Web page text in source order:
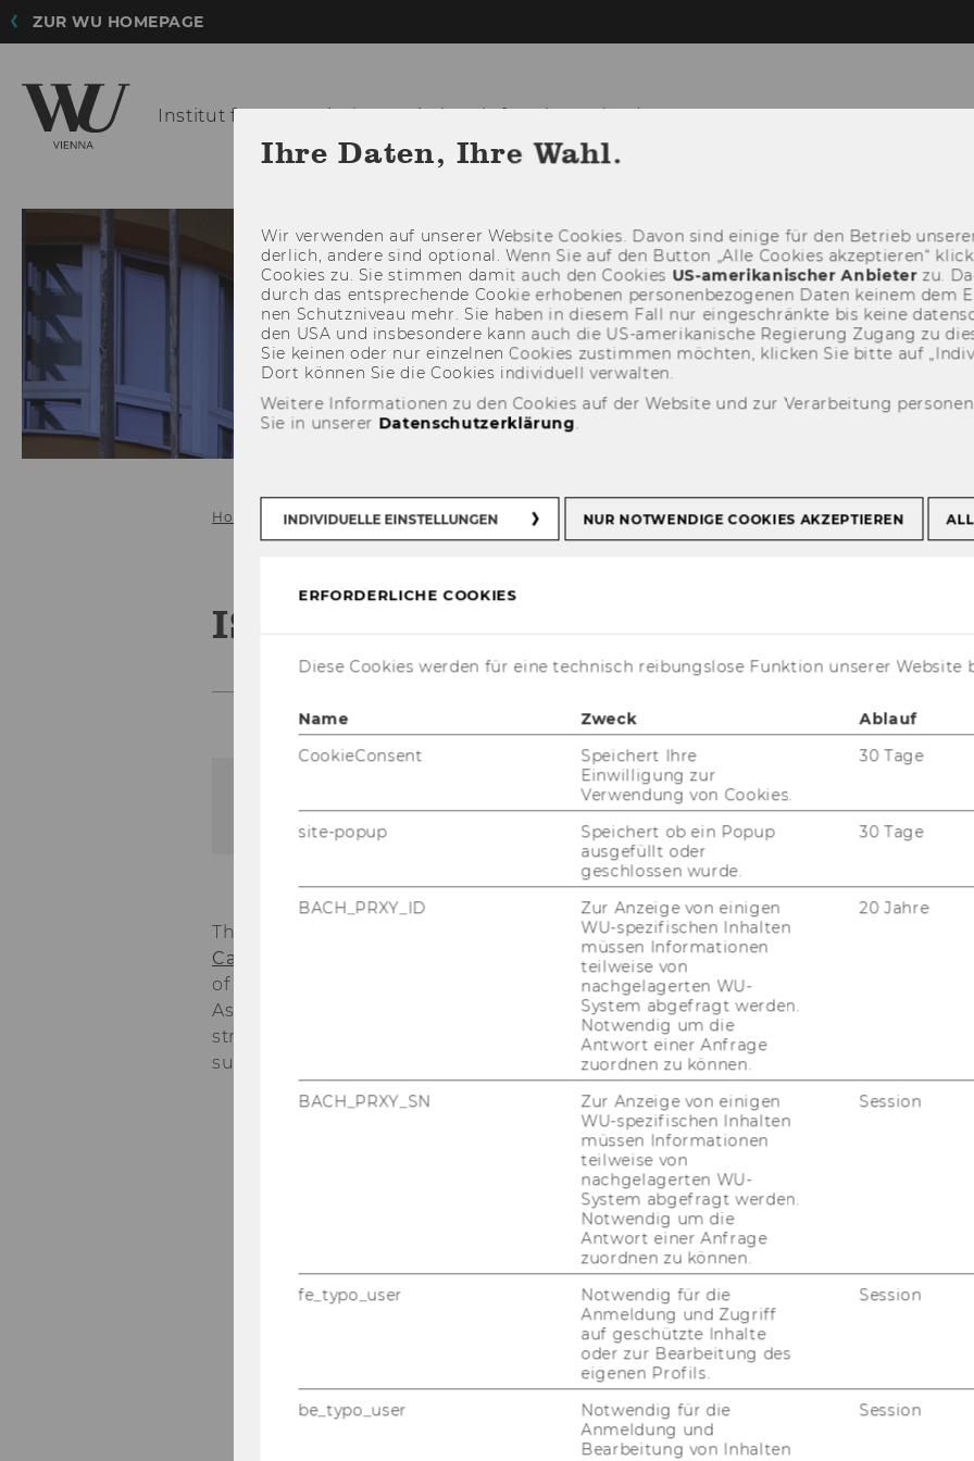
ZUR WU HOMEPAGE
Institut für strategischeKapitalmarktforschung (ISK)
Home Activities Events EAMC 2014
ISK
Der Inhalt dieser Seite ist aktuell nur auf Englisch verfügbar.
The 2014 conference was organized by the
Research Institute for
Capital Markets
(ISK). The ISK is a cooperation between WU (Department
of Finance, Accounting and Statistic), POK Pühringer Foundation and ZZ
Asset Management. The aim of the research institute is to develop
strategies and to study methods and instruments which contribute to
successful asset management for university endowments.
Ihre Daten, Ihre Wahl.
Wir ver­wen­den auf un­se­rer Web­site Coo­kies. Davon sind ei­ni­ge für den Be­trieb
der­lich, an­de­re sind op­tio­nal. Wenn Sie auf den But­ton „Alle Coo­kies ak­zep­tie­ren“
Coo­kies zu. Sie stim­men damit auch den Coo­kies US-​amerikanischer An­bie­terzu.
durch das ent­spre­chen­de Coo­kie er­ho­be­nen per­so­nen­be­zo­ge­nen Daten kei­nem dem
nen Schutz­ni­veau mehr. Sie haben in die­sem Fall nur ein­ge­schränk­te bis keine
den USA und ins­be­son­de­re kann auch die US-​amerikanische Re­gie­rung Zu­gang zu
Sie kei­nen oder nur ein­zel­nen Coo­kies zu­stim­men möch­ten, kli­cken Sie bitte auf
Dort kön­nen Sie die Coo­kies in­di­vi­du­ell ver­wal­ten.
Weitere Informationen zu den Cookies auf der Website und zur Verarbeitung
Sie in unserer Datenschutzerklärung.
INDIVIDUELLE EINSTELLUNGEN NUR NOTWENDIGE COOKIES AKZEPTIEREN
ERFORDERLICHE COOKIES
Diese Cookies werden für eine technisch reibungslose Funktion unserer Website
Name Zweck Ablauf
CookieConsent
Speichert Ihre
Einwilligung zur
Verwendung von Cookies.
30 Tage
site-popup
Speichert ob ein Popup
ausgefüllt oder
geschlossen wurde.
30 Tage
BACH_PRXY_ID
Zur Anzeige von einigen
WU-spezifischen Inhalten
müssen Informationen
teilweise von
nachgelagerten WU-
System abgefragt werden.
Notwendig um die
Antwort einer Anfrage
zuordnen zu können.
20 Jahre
BACH_PRXY_SN
Zur Anzeige von einigen
WU-spezifischen Inhalten
müssen Informationen
teilweise von
nachgelagerten WU-
System abgefragt werden.
Notwendig um die
Antwort einer Anfrage
zuordnen zu können.
Session
fe_typo_user
Notwendig für die
Anmeldung und Zugriff
auf geschützte Inhalte
oder zur Bearbeitung des
eigenen Profils.
Session
be_typo_user
Notwendig für die
Anmeldung und
Bearbeitung von Inhalten
Session